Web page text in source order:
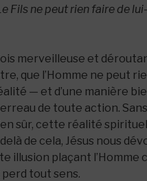
Fils ne peut rien faire de
merveilleuse et
que l’Homme ne peut
— et d’une manière
de toute action.
sûr, cette réalité
de cela, Jésus nous
illusion plaçant l’Homme
tout sens.